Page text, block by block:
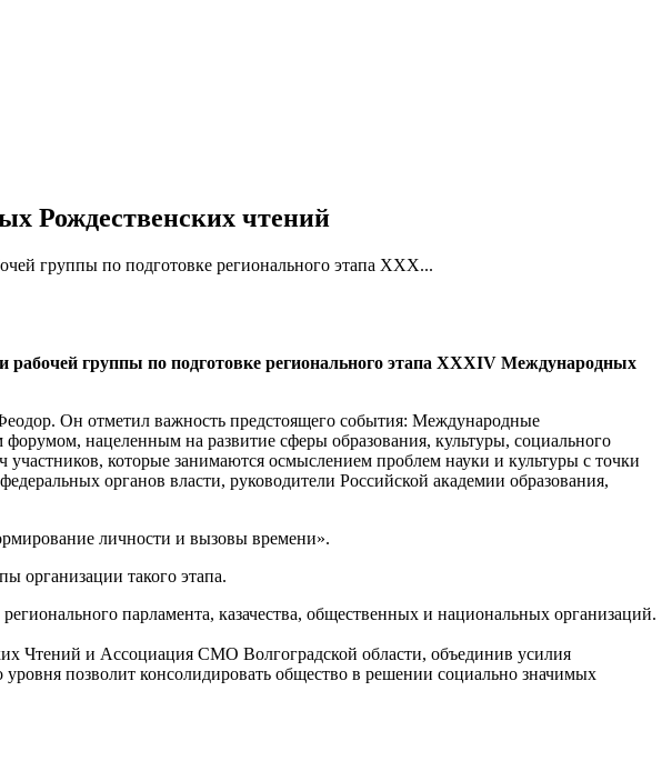
Рождественских чтений
группы по подготовке регионального этапа XXX...
группы по подготовке регионального этапа XXXIV Международных
Он отметил важность предстоящего события: Международные
нацеленным на развитие сферы образования, культуры, социального
которые занимаются осмыслением проблем науки и культуры с точки
органов власти, руководители Российской академии образования,
личности и вызовы времени».
организации такого этапа.
парламента, казачества, общественных и национальных организаций.
Чтений и Ассоциация СМО Волгоградской области, объединив усилия
позволит консолидировать общество в решении социально значимых